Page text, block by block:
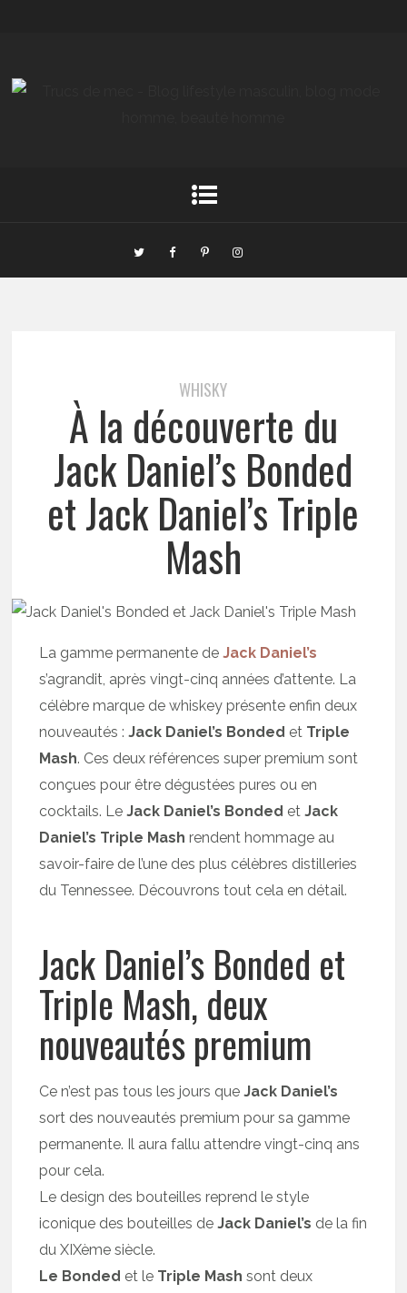
WHISKY
À la découverte du
Jack Daniel’s Bonded
et Jack Daniel’s Triple
Mash
La gamme permanente deJack Daniel’s
s’agrandit, après vingt-cinq années d’attente. La
célèbre marque de whiskey présente enfin deux
nouveautés :Jack Daniel’s Bonded et Triple
Mash. Ces deux références super premium sont
conçues pour être dégustées pures ou en
cocktails. LeJack Daniel’s Bonded etJack
Daniel’s Triple Mash rendent hommage au
savoir-faire de l’une des plus célèbres distilleries
du Tennessee. Découvrons tout cela en détail.
Jack Daniel’s Bonded et
Triple Mash, deux
nouveautés premium
Ce n’est pas tous les jours queJack Daniel’s
sort des nouveautés premium pour sa gamme
permanente. Il aura fallu attendre vingt-cinq ans
pour cela.
Le design des bouteilles reprend le style
iconique des bouteilles de Jack Daniel’s de la fin
du XIXème siècle.
Le Bonded et le Triple Mash sont deux